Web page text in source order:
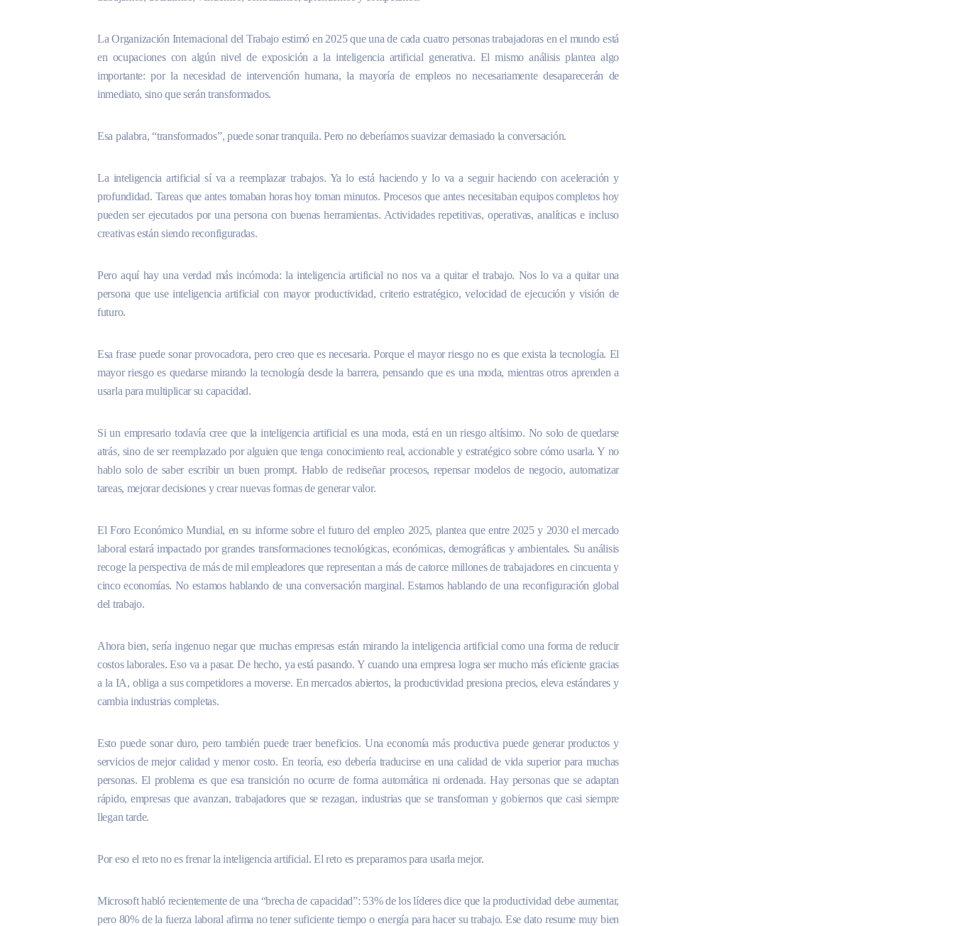
La Organización Internacional del Trabajo estimó en 2025 que una de cada cuatro personas trabajadoras en el mundo está
en ocupaciones con algún nivel de exposición a la inteligencia artificial generativa. El mismo análisis plantea algo
importante: por la necesidad de intervención humana, la mayoría de empleos no necesariamente desaparecerán de
inmediato, sino que serán transformados.
Esa palabra, “transformados”, puede sonar tranquila. Pero no deberíamos suavizar demasiado la conversación.
La inteligencia artificial sí va a reemplazar trabajos. Ya lo está haciendo y lo va a seguir haciendo con aceleración y
profundidad. Tareas que antes tomaban horas hoy toman minutos. Procesos que antes necesitaban equipos completos hoy
pueden ser ejecutados por una persona con buenas herramientas. Actividades repetitivas, operativas, analíticas e incluso
creativas están siendo reconfiguradas.
Pero aquí hay una verdad más incómoda: la inteligencia artificial no nos va a quitar el trabajo. Nos lo va a quitar una
persona que use inteligencia artificial con mayor productividad, criterio estratégico, velocidad de ejecución y visión de
futuro.
Esa frase puede sonar provocadora, pero creo que es necesaria. Porque el mayor riesgo no es que exista la tecnología. El
mayor riesgo es quedarse mirando la tecnología desde la barrera, pensando que es una moda, mientras otros aprenden a
usarla para multiplicar su capacidad.
Si un empresario todavía cree que la inteligencia artificial es una moda, está en un riesgo altísimo. No solo de quedarse
atrás, sino de ser reemplazado por alguien que tenga conocimiento real, accionable y estratégico sobre cómo usarla. Y no
hablo solo de saber escribir un buen prompt. Hablo de rediseñar procesos, repensar modelos de negocio, automatizar
tareas, mejorar decisiones y crear nuevas formas de generar valor.
El Foro Económico Mundial, en su informe sobre el futuro del empleo 2025, plantea que entre 2025 y 2030 el mercado
laboral estará impactado por grandes transformaciones tecnológicas, económicas, demográficas y ambientales. Su análisis
recoge la perspectiva de más de mil empleadores que representan a más de catorce millones de trabajadores en cincuenta y
cinco economías. No estamos hablando de una conversación marginal. Estamos hablando de una reconfiguración global
del trabajo.
Ahora bien, sería ingenuo negar que muchas empresas están mirando la inteligencia artificial como una forma de reducir
costos laborales. Eso va a pasar. De hecho, ya está pasando. Y cuando una empresa logra ser mucho más eficiente gracias
a la IA, obliga a sus competidores a moverse. En mercados abiertos, la productividad presiona precios, eleva estándares y
cambia industrias completas.
Esto puede sonar duro, pero también puede traer beneficios. Una economía más productiva puede generar productos y
servicios de mejor calidad y menor costo. En teoría, eso debería traducirse en una calidad de vida superior para muchas
personas. El problema es que esa transición no ocurre de forma automática ni ordenada. Hay personas que se adaptan
rápido, empresas que avanzan, trabajadores que se rezagan, industrias que se transforman y gobiernos que casi siempre
llegan tarde.
Por eso el reto no es frenar la inteligencia artificial. El reto es prepararnos para usarla mejor.
Microsoft habló recientemente de una “brecha de capacidad”: 53% de los líderes dice que la productividad debe aumentar,
pero 80% de la fuerza laboral afirma no tener suficiente tiempo o energía para hacer su trabajo. Ese dato resume muy bien